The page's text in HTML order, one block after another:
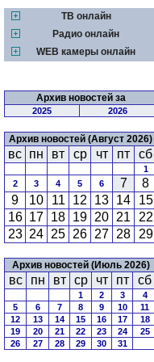
ТВ онлайн
Радио онлайн
WEB камеры онлайн
Архив новостей за
2025 2026
Архив новостей (Август 2026)
вс пн вт ср чт пт сб
1
2
3 4 5 6 7
8
9
10 11 12 13 14
15
16 17 18 19 20 21
22
23 24 25 26 27 28 29
Архив новостей (Июль 2026)
вс пн вт ср чт пт сб
1 2 3
4
5
6 7 8 9 10
11
12
13 14 15 16 17
18
19
20 21 22 23 24
25
26
27 28 29 30 31